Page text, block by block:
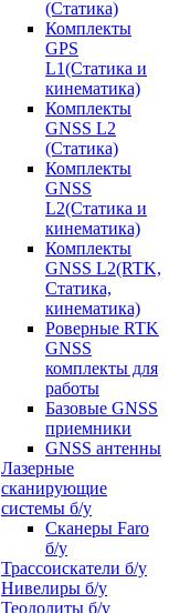
(Статика)
Комплекты
GPS
L1(Статика и
кинематика)
Комплекты
GNSS L2
(Статика)
Комплекты
GNSS
L2(Статика и
кинематика)
Комплекты
GNSS L2(RTK,
Статика,
кинематика)
Роверные RTK
GNSS
комплекты для
работы
Базовые GNSS
приемники
GNSS антенны
Лазерные
сканирующие
системы б/у
Сканеры Faro
б/у
Трассоискатели б/у
Нивелиры б/у
Теодолиты б/у